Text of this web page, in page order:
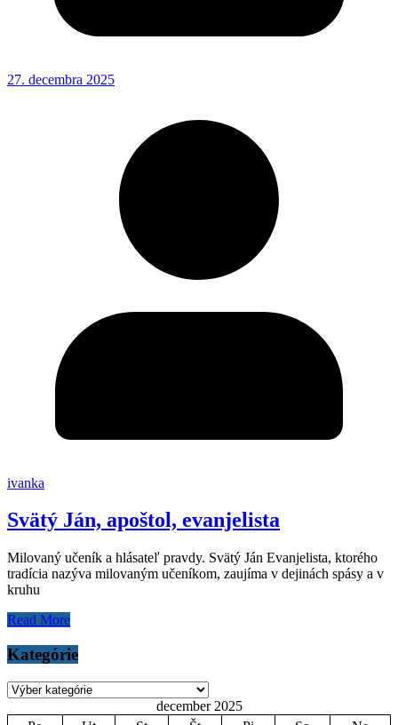
27. decembra 2025
ivanka
Svätý Ján, apoštol, evanjelista
Milovaný učeník a hlásateľ pravdy. Svätý Ján Evanjelista, ktorého
tradícia nazýva milovaným učeníkom, zaujíma v dejinách spásy a v
kruhu
Read More
Kategórie
Kategórie
december 2025